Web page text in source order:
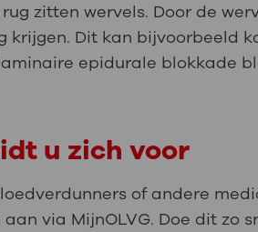
zitten wervels. Door de
krijgen. Dit kan bijvoorbeeld
epidurale blokkade
u zich voor
of andere
via MijnOLVG. Doe dit zo